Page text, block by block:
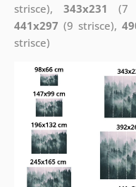
strisce), 343x231 (7
441x297 (9 strisce),
strisce)